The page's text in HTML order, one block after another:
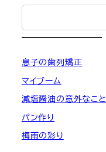
息子の歯列矯正
マイブーム
減塩醤油の意外なこと
パン作り
梅雨の彩り